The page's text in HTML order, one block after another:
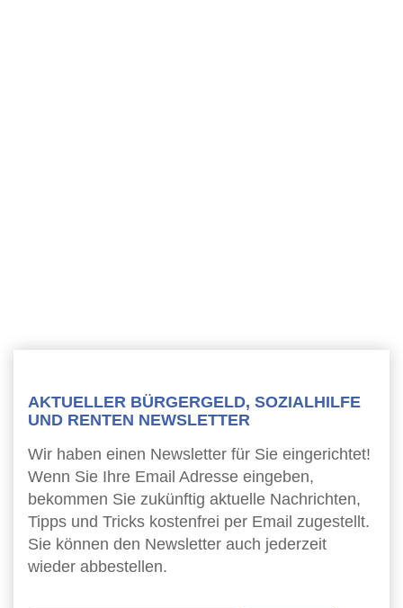
AKTUELLER BÜRGERGELD, SOZIALHILFE
UND RENTEN NEWSLETTER
Wir haben einen Newsletter für Sie eingerichtet!
Wenn Sie Ihre Email Adresse eingeben,
bekommen Sie zukünftig aktuelle Nachrichten,
Tipps und Tricks kostenfrei per Email zugestellt.
Sie können den Newsletter auch jederzeit
wieder abbestellen.